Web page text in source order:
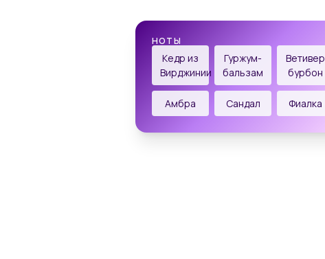
НОТЫ
Кедр из
Вирджинии
Гуржум-
бальзам
Ветивер
бурбон
Амбра Сандал Фиалка